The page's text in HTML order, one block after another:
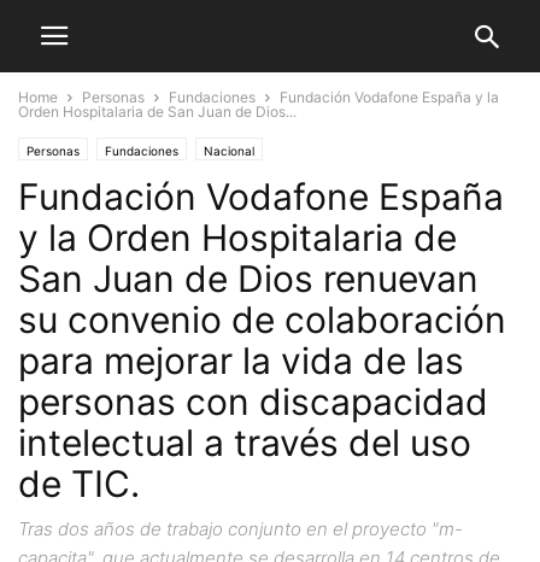
Home Personas Fundaciones
Fundación Vodafone España y la
Orden Hospitalaria de San Juan de Dios...
Personas Fundaciones Nacional
Fundación Vodafone España
y la Orden Hospitalaria de
San Juan de Dios renuevan
su convenio de colaboración
para mejorar la vida de las
personas con discapacidad
intelectual a través del uso
de TIC.
Tras dos años de trabajo conjunto en el proyecto "m-